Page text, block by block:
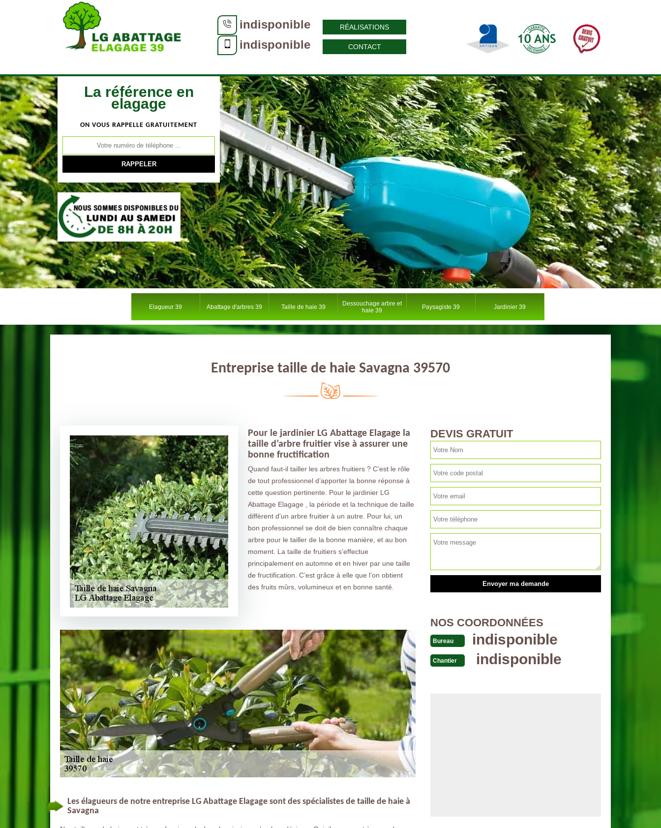
indisponible
indisponible
RÉALISATIONS
CONTACT
La référence en
elagage
ON VOUS RAPPELLE GRATUITEMENT
Elagueur 39 Abattage d'arbres 39 Taille de haie 39
Dessouchage arbre et
haie 39
Paysagiste 39 Jardinier 39
Entreprise taille de haie Savagna 39570
Pour le jardinier LG Abattage Elagage la
taille d’arbre fruitier vise à assurer une
bonne fructification
Quand faut-il tailler les arbres fruitiers ? C’est le rôle
de tout professionnel d’apporter la bonne réponse à
cette question pertinente. Pour le jardinier LG
Abattage Elagage , la période et la technique de taille
diffèrent d'un arbre fruitier à un autre. Pour lui, un
bon professionnel se doit de bien connaître chaque
arbre pour le tailler de la bonne manière, et au bon
moment. La taille de fruitiers s’effectue
principalement en automne et en hiver par une taille
de fructification. C’est grâce à elle que l’on obtient
des fruits mûrs, volumineux et en bonne santé.
Les élagueurs de notre entreprise LG Abattage Elagage sont des spécialistes de taille de haie à
Savagna
DEVIS GRATUIT
NOS COORDONNÉES
Bureau indisponible
Chantier indisponible